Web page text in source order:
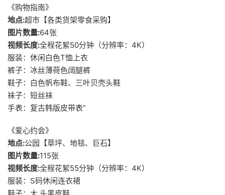
《购物指南》
地点:超市【各类货架零食采购】
图片数量:64张
视频长度:全程花絮50分钟（分辨率：4K）
服装：休闲白色T恤上衣
裤子：冰丝薄荷色阔腿裤
鞋子：白色帆布鞋、三叶贝壳头鞋
袜子：短丝袜
手表：复古韩版皮带表”
《爱心约会》
地点:公园【草坪、地毯、巨石】
图片数量:115张
视频长度:全程花絮55分钟（分辨率：4K）
服装：S码休闲连衣裙